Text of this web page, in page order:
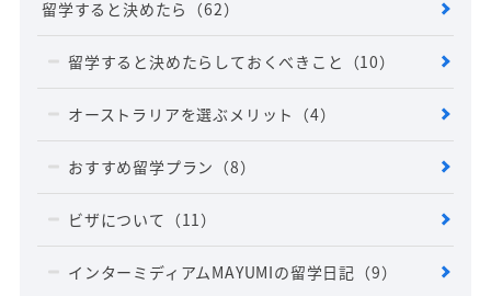
留学すると決めたら （62）
留学すると決めたらしておくべきこと （10）
オーストラリアを選ぶメリット （4）
おすすめ留学プラン （8）
ビザについて （11）
インターミディアムMAYUMIの留学日記 （9）